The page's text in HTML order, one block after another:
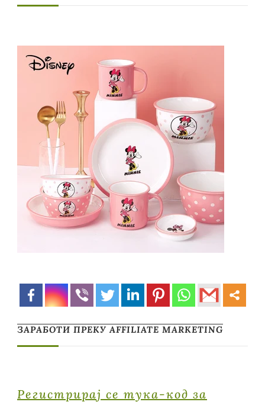
ЗАРАБОТИ ПРЕКУ AFFILIATE MARKETING
Регистрирај се тука-код за